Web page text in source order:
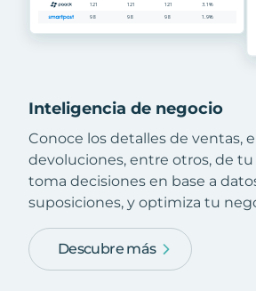
Inteligencia de negocio
Conoce los detalles de ventas,
devoluciones, entre otros, de
toma decisiones en base a
suposiciones, y optimiza tu
Descubre más